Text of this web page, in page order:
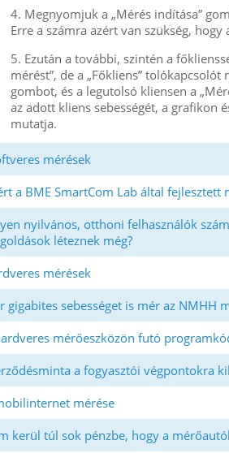
4. Megnyomjuk a „Mérés indítása”
Erre a számra azért van szükség,
5. Ezután a további, szintén a
mérést”, de a „Főkliens”
gombot, és a legutolsó kliensen a
az adott kliens sebességét, a grafikon
mutatja.
mérések
a BME SmartCom Lab által fejlesztett
nyilvános, otthoni felhasználók
léteznek még?
mérések
gigabites sebességet is mér az NMHH
mérőeszközön futó
a fogyasztói végpontokra
mérése
kerül túl sok pénzbe, hogy a